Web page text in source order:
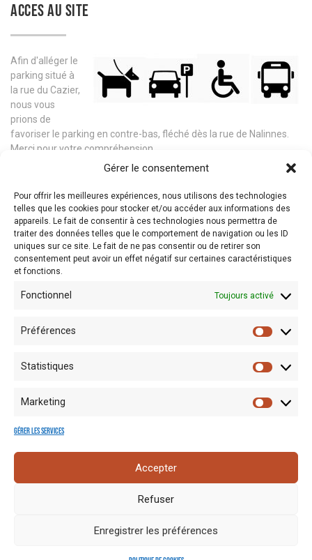
Gérer le consentement
Pour offrir les meilleures expériences, nous utilisons des technologies
telles que les cookies pour stocker et/ou accéder aux informations des
appareils. Le fait de consentir à ces technologies nous permettra de
traiter des données telles que le comportement de navigation ou les ID
uniques sur ce site. Le fait de ne pas consentir ou de retirer son
consentement peut avoir un effet négatif sur certaines caractéristiques
et fonctions.
Fonctionnel Toujours activé
Préférences
Statistiques
Marketing
Gérer les services
Accepter
Refuser
Enregistrer les préférences
ACCES AU SITE
Afin d'alléger le
parking situé à
la rue du Cazier,
nous vous
prions de
favoriser le parking en contre-bas, fléché dès la rue de Nalinnes.
Merci pour votre compréhension.
Télécharger le plan d'accès au site